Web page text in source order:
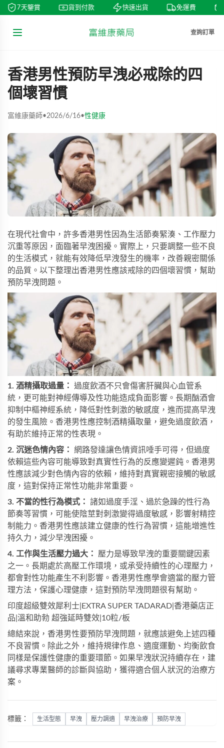
7天鑒賞 貨到付款 快速出貨 免運費
查詢訂單
香港男性預防早洩必戒除的四
個壞習慣
富維康藥師•2026/6/16•性健康
在現代社會中，許多香港男性因為生活節奏緊湊、工作壓力
沉重等原因，面臨著早洩困擾。實際上，只要調整一些不良
的生活模式，就能有效降低早洩發生的機率，改善親密關係
的品質。以下整理出香港男性應該戒除的四個壞習慣，幫助
預防早洩問題。
1. 酒精攝取過量：
過度飲酒不只會傷害肝臟與心血管系
統，更可能對神經傳導及性功能造成負面影響。長期酗酒會
抑制中樞神經系統，降低對性刺激的敏感度，進而提高早洩
的發生風險。香港男性應控制酒精攝取量，避免過度飲酒，
有助於維持正常的性表現。
2. 沉迷色情內容：
網路發達讓色情資訊唾手可得，但過度
依賴這些內容可能導致對真實性行為的反應變遲鈍。香港男
性應該減少對色情內容的依賴，維持對真實親密接觸的敏感
度，這對保持正常性功能非常重要。
3. 不當的性行為模式：
諸如過度手淫、過於急躁的性行為
節奏等習慣，可能使陰莖對刺激變得過度敏感，影響射精控
制能力。香港男性應該建立健康的性行為習慣，這能增進性
持久力，減少早洩困擾。
4. 工作與生活壓力過大：
壓力是導致早洩的重要關鍵因素
之一。長期處於高壓工作環境，或承受持續性的心理壓力，
都會對性功能產生不利影響。香港男性應學會適當的壓力管
理方法，保護心理健康，這對預防早洩問題很有幫助。
印度超級雙效犀利士 |EXTRA SUPER TADARAD|香港藥店正
品|溫和助勃 超強延時雙效|10粒/板
總結來說，香港男性要預防早洩問題，就應該避免上述四種
不良習慣。除此之外，維持規律作息、適度運動、均衡飲食
同樣是保護性健康的重要環節。如果早洩狀況持續存在，建
議尋求專業醫師的診斷與協助，獲得適合個人狀況的治療方
案。
標籤： 生活型態 早洩 壓力調適 早洩治療 預防早洩